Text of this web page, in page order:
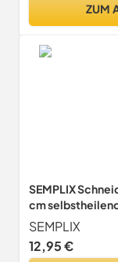
ZUM
SEMPLIX
cm
(Pink-Lila)
SEMPLIX
12,95 €